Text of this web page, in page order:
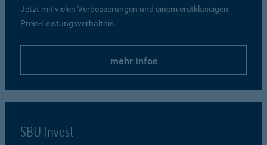
Jetzt mit vielen Verbesserungen und einem erstklassigen
Preis-Leistungsverhältnis.
mehr Infos
SBU Invest